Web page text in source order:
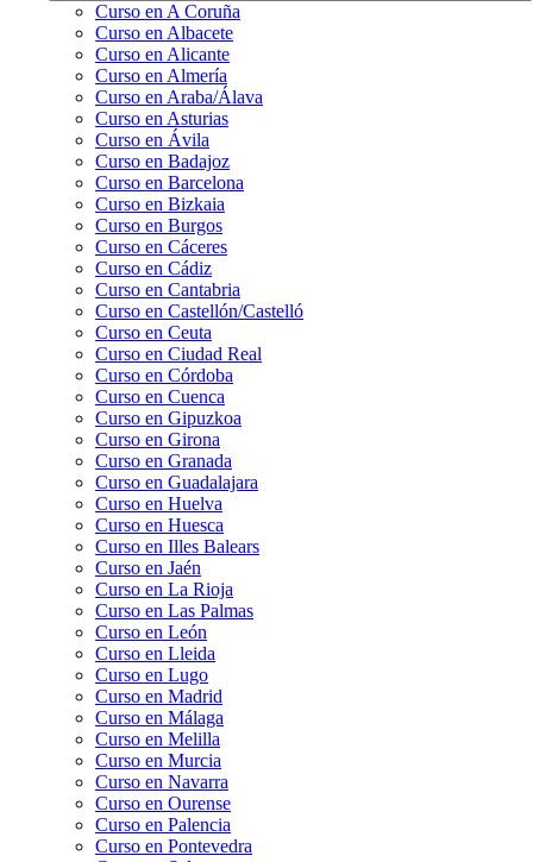
Curso en A Coruña
Curso en Albacete
Curso en Alicante
Curso en Almería
Curso en Araba/Álava
Curso en Asturias
Curso en Ávila
Curso en Badajoz
Curso en Barcelona
Curso en Bizkaia
Curso en Burgos
Curso en Cáceres
Curso en Cádiz
Curso en Cantabria
Curso en Castellón/Castelló
Curso en Ceuta
Curso en Ciudad Real
Curso en Córdoba
Curso en Cuenca
Curso en Gipuzkoa
Curso en Girona
Curso en Granada
Curso en Guadalajara
Curso en Huelva
Curso en Huesca
Curso en Illes Balears
Curso en Jaén
Curso en La Rioja
Curso en Las Palmas
Curso en León
Curso en Lleida
Curso en Lugo
Curso en Madrid
Curso en Málaga
Curso en Melilla
Curso en Murcia
Curso en Navarra
Curso en Ourense
Curso en Palencia
Curso en Pontevedra